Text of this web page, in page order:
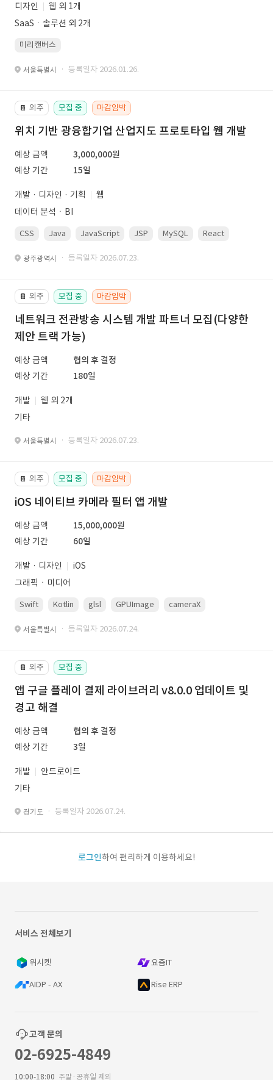
디자인
웹 외 1개
SaaSㆍ솔루션 외 2개
미리캔버스
서울특별시 · 등록일자 2026.01.26.
📔 외주 모집 중 마감임박
위치 기반 광융합기업 산업지도 프로토타입 웹 개발
예상 금액
3,000,000원
예상 기간
15일
개발 · 디자인 · 기획
웹
데이터 분석ㆍBI
CSS Java JavaScript JSP MySQL React
광주광역시 · 등록일자 2026.07.23.
📔 외주 모집 중 마감임박
네트워크 전관방송 시스템 개발 파트너 모집(다양한
제안 트랙 가능)
예상 금액
협의 후 결정
예상 기간
180일
개발
웹 외 2개
기타
서울특별시 · 등록일자 2026.07.23.
📔 외주 모집 중 마감임박
iOS 네이티브 카메라 필터 앱 개발
예상 금액
15,000,000원
예상 기간
60일
개발 · 디자인
iOS
그래픽ㆍ미디어
Swift Kotlin glsl GPUImage cameraX
서울특별시 · 등록일자 2026.07.24.
📔 외주 모집 중
앱 구글 플레이 결제 라이브러리 v8.0.0 업데이트 및
경고 해결
예상 금액
협의 후 결정
예상 기간
3일
개발
안드로이드
기타
경기도 · 등록일자 2026.07.24.
로그인하여 편리하게 이용하세요!
서비스 전체보기
위시켓 요즘IT
AIDP - AX Rise ERP
고객 문의
02-6925-4849
10:00-18:00 주말·공휴일 제외